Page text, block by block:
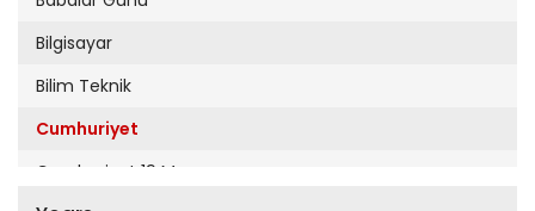
Bilgisayar
Bilim Teknik
Cumhuriyet
Cumhuriyet 19 Mayıs